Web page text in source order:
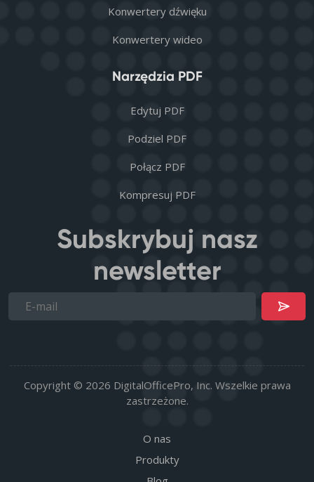
Konwertery dźwięku
Konwertery wideo
Narzędzia PDF
Edytuj PDF
Podziel PDF
Połącz PDF
Kompresuj PDF
Subskrybuj nasz
newsletter
Copyright © 2026 DigitalOfficePro, Inc. Wszelkie prawa
zastrzeżone.
O nas
Produkty